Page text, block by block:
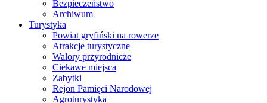
Bezpieczeństwo
Archiwum
Turystyka
Powiat gryfiński na rowerze
Atrakcje turystyczne
Walory przyrodnicze
Ciekawe miejsca
Zabytki
Rejon Pamięci Narodowej
Agroturystyka